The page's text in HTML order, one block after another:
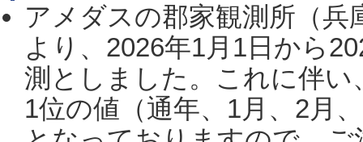
アメダスの郡家観測所（
より、2026年1月1日から
測としました。これに伴い
1位の値（通年、1月、2月